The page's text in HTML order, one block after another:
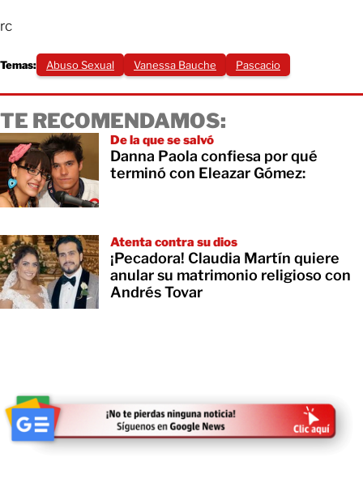
rc
Temas: Abuso Sexual Vanessa Bauche Pascacio
TE RECOMENDAMOS:
De la que se salvó
Danna Paola confiesa por qué
terminó con Eleazar Gómez:
Atenta contra su dios
¡Pecadora! Claudia Martín quiere
anular su matrimonio religioso con
Andrés Tovar